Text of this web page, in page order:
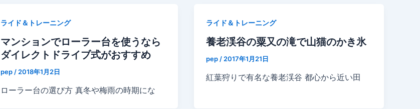
ライド＆トレーニング
マンションでローラー台を使うなら
ダイレクトドライブ式がおすすめ
pep / 2018年1月2日
ローラー台の選び方 真冬や梅雨の時期にな
ライド＆トレーニング
養老渓谷の粟又の滝で山猫のかき氷
pep / 2017年1月21日
紅葉狩りで有名な養老渓谷 都心から近い田